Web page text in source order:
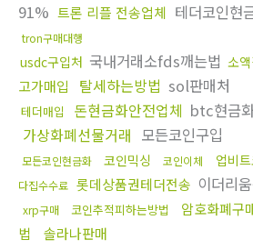
91% 트론 리플 전송업체 테더코인현
tron구매대행
usdc구입처 국내거래소fds깨는법 소
고가매입
탈세하는방법 sol판매처
테더매입 돈현금화안전업체 btc현금
가상화폐선물거래 모든코인구입
모든코인현금화 코인믹싱 코인이체 업비
다집수수료 롯데상품권테더전송 이더리
xrp구매 코인추적피하는방법 암호화폐구
법
솔라나판매